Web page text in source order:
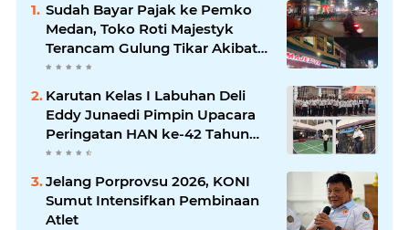
Sudah Bayar Pajak ke Pemko
Medan, Toko Roti Majestyk
Terancam Gulung Tikar Akibat
Akses Jalan Ditutup Pedagang
Angkringan
Karutan Kelas I Labuhan Deli
Eddy Junaedi Pimpin Upacara
Peringatan HAN ke-42 Tahun
2026
Jelang Porprovsu 2026, KONI
Sumut Intensifkan Pembinaan
Atlet